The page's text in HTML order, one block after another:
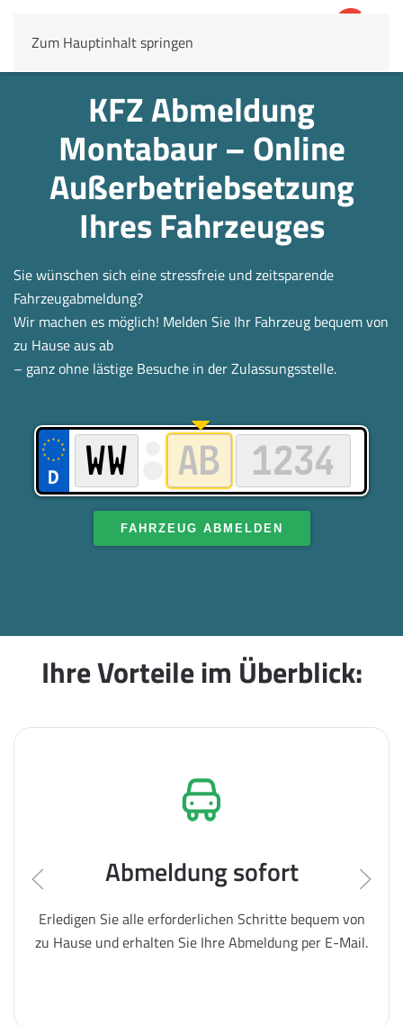
Zum Hauptinhalt springen
KFZ Abmeldung
Montabaur – Online
Außerbetrieb­setzung
Ihres Fahrzeuges
Sie wünschen sich eine stressfreie und zeitsparende
Fahrzeugabmeldung?
Wir machen es möglich! Melden Sie Ihr Fahrzeug bequem von
zu Hause aus ab
– ganz ohne lästige Besuche in der Zulassungsstelle.
FAHRZEUG ABMELDEN
Ihre Vorteile im Überblick:
Abmeldung sofort
Erledigen Sie alle erforderlichen Schritte bequem von
zu Hause und erhalten Sie Ihre Abmeldung per E-Mail.